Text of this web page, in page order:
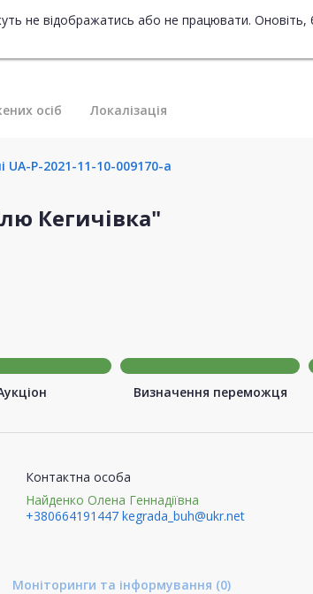
не відображатись або не працювати.
осіб Локалізація
UA-P-2021-11-10-009170-a
Кегичівка"
Визначення переможця
Контактна особа
Найденко Олена Геннадіївна
+380664191447 kegrada_buh@ukr.net
Моніторинги та інформування (0)